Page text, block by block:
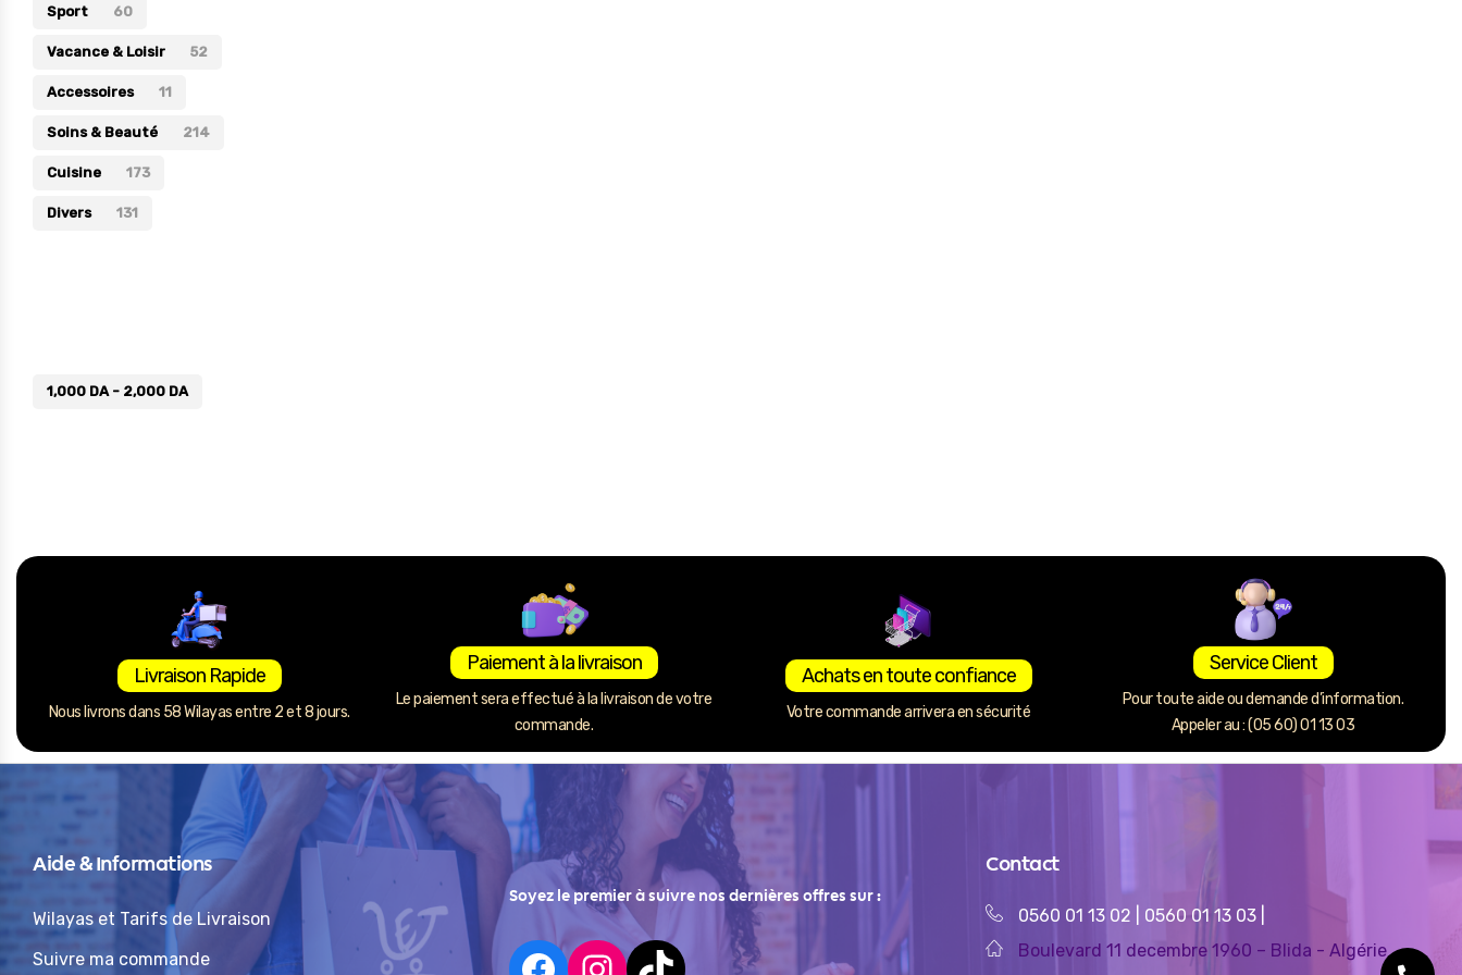
Sport 60
Vacance & Loisir 52
Accessoires 11
Soins & Beauté 214
Cuisine 173
Divers 131
1,000 DA- 2,000 DA
Livraison Rapide
Nous livrons dans 58 Wilayas entre 2 et 8 jours.
Paiement à la livraison
Le paiement sera effectué à la livraison de votre
commande.
Achats en toute confiance
Votre commande arrivera en sécurité
Service Client
Pour toute aide ou demande d’information.
Appeler au : (05 60) 01 13 03
Aide & Informations
Wilayas et Tarifs de Livraison
Suivre ma commande
Soyez le premier à suivre nos dernières offres sur :
Contact
0560 01 13 02 0560 01 13 03
Boulevard 11 decembre 1960 – Blida - Algérie